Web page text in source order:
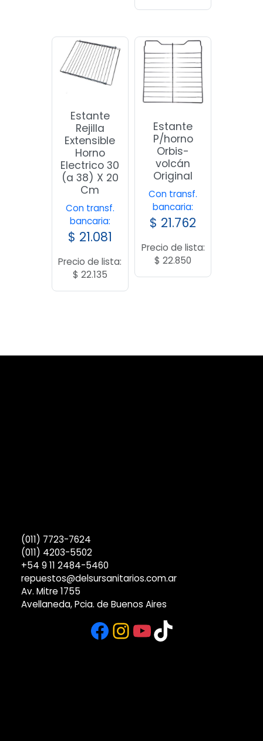
Estante
Rejilla
Extensible
Horno
Electrico 30
(a 38) X 20
Cm
Con transf.
bancaria:
$ 21.081
Precio de lista:
$ 22.135
Estante
P/horno
Orbis-
volcán
Original
Con transf.
bancaria:
$ 21.762
Precio de lista:
$ 22.850
(011) 7723-7624
(011) 4203-5502
+54 9 11 2484-5460
repuestos@delsursanitarios.com.ar
Av. Mitre 1755
Avellaneda, Pcia. de Buenos Aires
Facebook
Instagram
YouTube
TikTok